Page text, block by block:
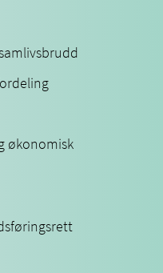
økonomisk